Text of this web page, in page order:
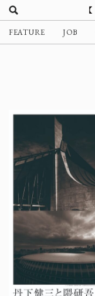
FEATURE JOB